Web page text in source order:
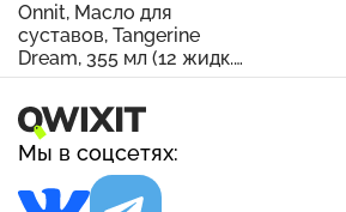
Onnit, Масло для
суставов, Tangerine
Dream, 355 мл (12 жидк.
унц.)
Мы в соцсетях: